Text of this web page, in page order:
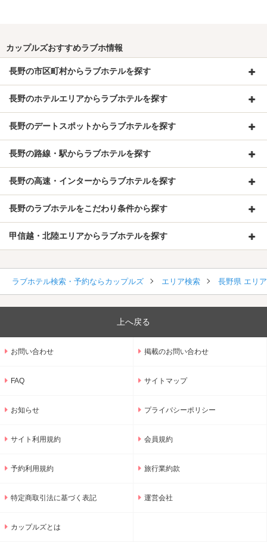
カップルズおすすめラブホ情報
長野の市区町村からラブホテルを探す
長野のホテルエリアからラブホテルを探す
長野のデートスポットからラブホテルを探す
長野の路線・駅からラブホテルを探す
長野の高速・インターからラブホテルを探す
長野のラブホテルをこだわり条件から探す
甲信越・北陸エリアからラブホテルを探す
ラブホテル検索・予約ならカップルズ エリア検索 長野県 エリ
上へ戻る
お問い合わせ 掲載のお問い合わせ
FAQ サイトマップ
お知らせ プライバシーポリシー
サイト利用規約 会員規約
予約利用規約 旅行業約款
特定商取引法に基づく表記 運営会社
カップルズとは